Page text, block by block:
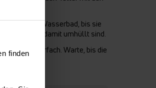
finden
in einem Wasserbad, bis sie
vollständig damit umhüllt sind.
das Gefrierfach. Warte, bis die